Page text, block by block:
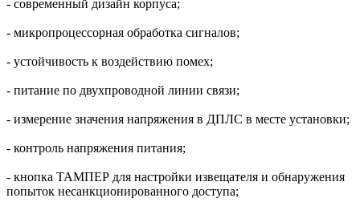
- cовременный дизайн корпуса;
- микропроцессорная обработка сигналов;
- устойчивость к воздействию помех;
- питание по двухпроводной линии связи;
- измерение значения напряжения в ДПЛС в месте установки;
- контроль напряжения питания;
- кнопка ТАМПЕР для настройки извещателя и обнаружения
попыток несанкционированного доступа;